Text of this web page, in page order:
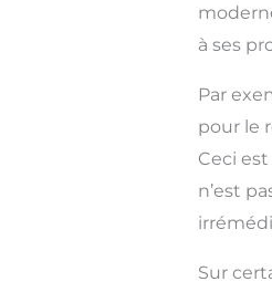
à ses
Par
pour le
Ceci
n’est
Sur